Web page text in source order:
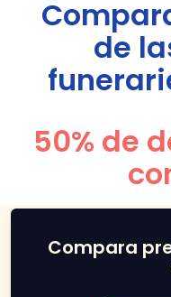
de
50% de
Compara